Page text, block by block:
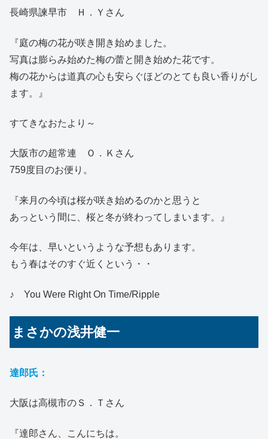
長崎県諫早市 Ｈ．Ｙさん
『庭の梅の花が咲き開き始めました。
写真は膨らみ始めた梅の蕾と開き始めた花です。
梅の花からは道真の心も安らぐほどのとても良い香りがし
ます。』
すてきなおたより～
大阪市の超常連 Ｏ．Ｋさん
759度目のお便り。
『来月の今頃は桜が咲き始めるのかと思うと
あっという間に、桜と冬が終わってしまいます。』
今年は、早いというような予想もあります。
もう春はそのすぐ近くという・・
♪ You Were Right On Time/Ripple
まさかの浅井健一
達郎氏：
大阪は高槻市のＳ．Ｔさん
『達郎さん、こんにちは。